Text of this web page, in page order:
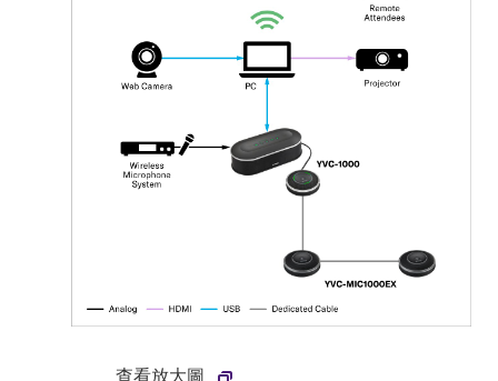
查看放大圖